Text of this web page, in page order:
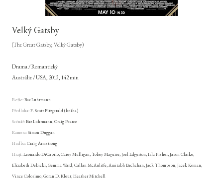
Velký Gatsby
(The Great Gatsby, Velký Gatsby)
Drama / Romantický
Austrálie / USA, 2013, 142 min
Režie:Baz Luhrmann
Předloha:F. Scott Fitzgerald (kniha)
Scénář:Baz Luhrmann, Craig Pearce
Kamera:Simon Duggan
Hudba:Craig Armstrong
Hrají:Leonardo DiCaprio, Carey Mulligan, Tobey Maguire, Joel Edgerton, Isla Fisher, Jason Clarke,
Elizabeth Debicki, Gemma Ward, Callan McAuliffe, Amitabh Bachchan, Jack Thompson, Jacek Koman,
Vince Colosimo, Goran D. Kleut, Heather Mitchell